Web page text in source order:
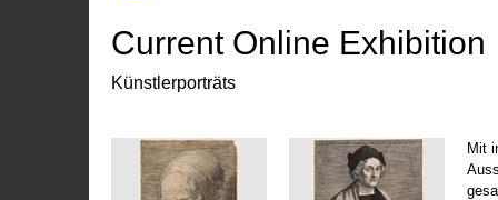
Current Online Exhibition
Künstlerporträts
Mit